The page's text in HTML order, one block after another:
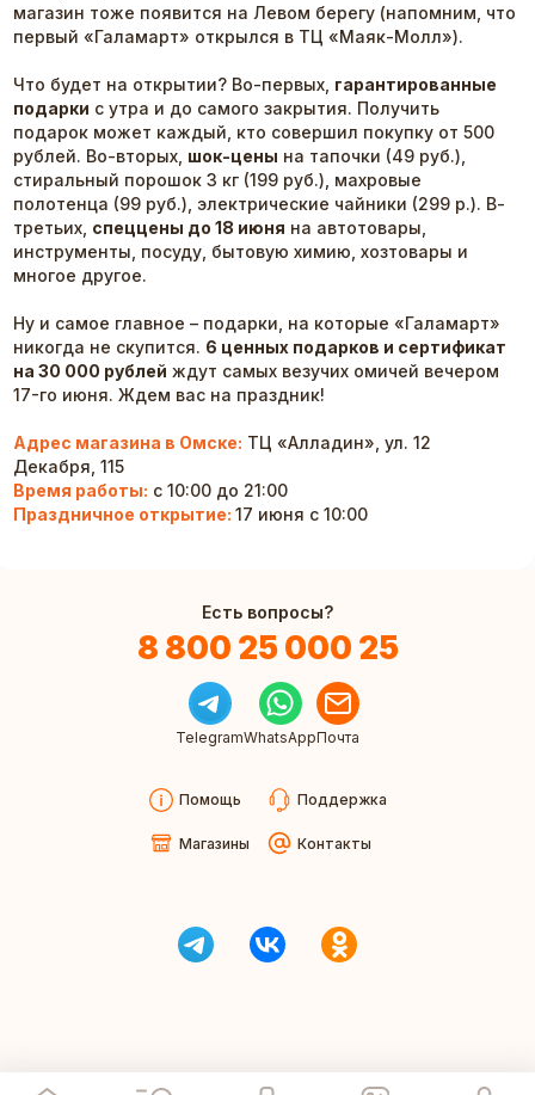
магазин тоже появится на Левом берегу (напомним, что
первый «Галамарт» открылся в ТЦ «Маяк-Молл»).
Что будет на открытии? Во-первых, гарантированные
подарки с утра и до самого закрытия. Получить
подарок может каждый, кто совершил покупку от 500
рублей. Во-вторых, шок-цены на тапочки (49 руб.),
стиральный порошок 3 кг (199 руб.), махровые
полотенца (99 руб.), электрические чайники (299 р.). В-
третьих, спеццены до 18 июня на автотовары,
инструменты, посуду, бытовую химию, хозтовары и
многое другое.
Ну и самое главное – подарки, на которые «Галамарт»
никогда не скупится. 6 ценных подарков и сертификат
на 30 000 рублей ждут самых везучих омичей вечером
17-го июня. Ждем вас на праздник!
Адрес магазина в Омске: ТЦ «Алладин», ул. 12
Декабря, 115
Время работы: с 10:00 до 21:00
Праздничное открытие: 17 июня с 10:00
Есть вопросы?
8 800 25 000 25
TelegramWhatsAppПочта
Помощь Поддержка
Магазины Контакты